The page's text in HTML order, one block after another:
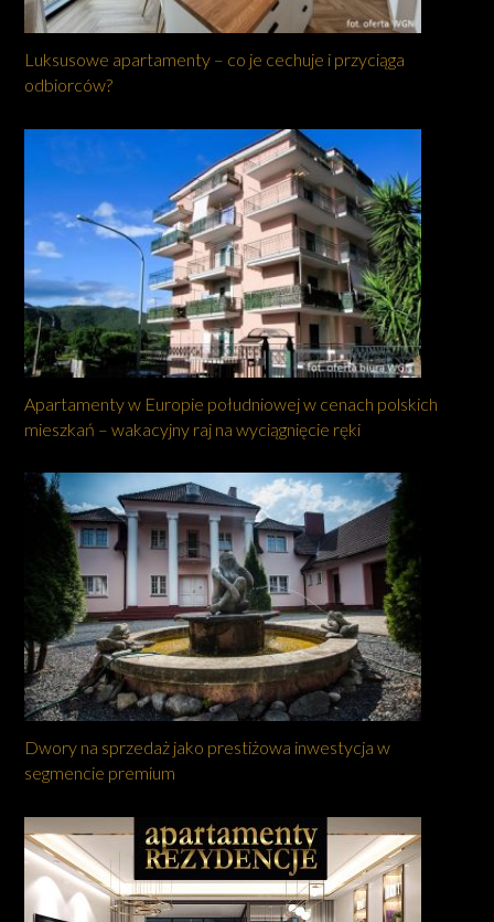
Luksusowe apartamenty – co je cechuje i przyciąga
odbiorców?
Apartamenty w Europie południowej w cenach polskich
mieszkań – wakacyjny raj na wyciągnięcie ręki
Dwory na sprzedaż jako prestiżowa inwestycja w
segmencie premium